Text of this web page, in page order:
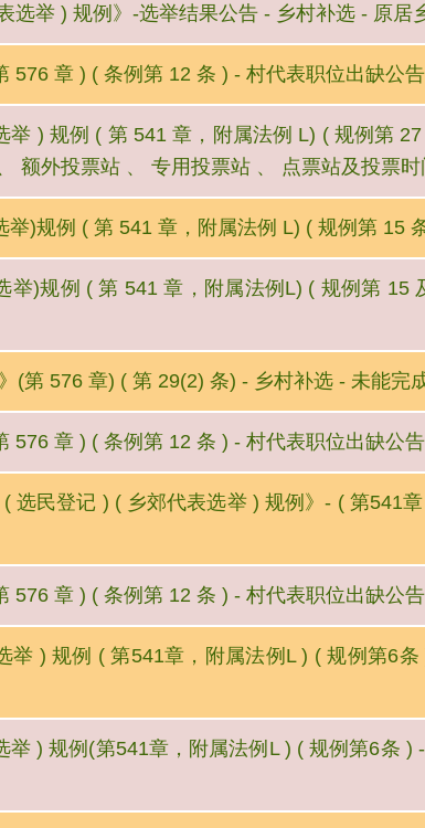
选举 ) 规例》-选举结果公告 - 乡村补选 - 原居
576 章 ) ( 条例第 12 条 ) - 村代表职位出缺公
举 ) 规例 ( 第 541 章，附属法例 L) ( 规例第
额外投票站 、 专用投票站 、 点票站及投票时
举)规例 ( 第 541 章，附属法例 L) ( 规例第 15
举)规例 ( 第 541 章，附属法例L) ( 规例第 15
(第 576 章) ( 第 29(2) 条) - 乡村补选 - 未能完
576 章 ) ( 条例第 12 条 ) - 村代表职位出缺公
( 选民登记 ) ( 乡郊代表选举 ) 规例》- ( 第541
576 章 ) ( 条例第 12 条 ) - 村代表职位出缺公
举 ) 规例 ( 第541章，附属法例L ) ( 规例第6
举 ) 规例(第541章，附属法例L ) ( 规例第6条